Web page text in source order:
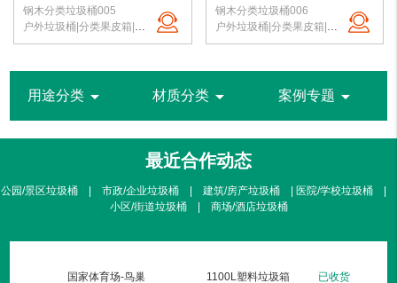
钢木分类垃圾桶005
户外垃圾桶|分类果皮箱|公园垃圾桶|钢木垃圾箱|景区垃圾桶|北京洁净新雅
钢木分类垃圾桶006
户外垃圾桶|分类果皮箱|公园垃圾桶|钢木垃圾箱|景区垃圾桶|北京洁净新雅
用途分类arrow_drop_down 材质分类 arrow_drop_down 案例专题 arrow_drop_down
最近合作动态
公园/景区垃圾桶 | 市政/企业垃圾桶 | 建筑/房产垃圾桶 | 医院/学校垃圾桶 |
小区/街道垃圾桶 | 商场/酒店垃圾桶
国家体育场-鸟巢 1100L塑料垃圾箱 已收货